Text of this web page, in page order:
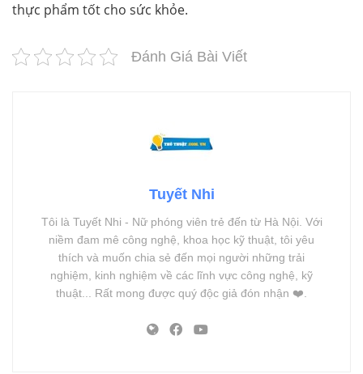
thực phẩm tốt cho sức khỏe.
Đánh Giá Bài Viết
Tuyết Nhi
Tôi là Tuyết Nhi - Nữ phóng viên trẻ đến từ Hà Nội. Với
niềm đam mê công nghệ, khoa học kỹ thuật, tôi yêu
thích và muốn chia sẻ đến mọi người những trải
nghiệm, kinh nghiệm về các lĩnh vực công nghệ, kỹ
thuật... Rất mong được quý độc giả đón nhận ❤️.